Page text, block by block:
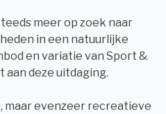
meer op zoek naar
in een natuurlijke
en variatie van Sport &
deze uitdaging.
maar evenzeer recreatieve